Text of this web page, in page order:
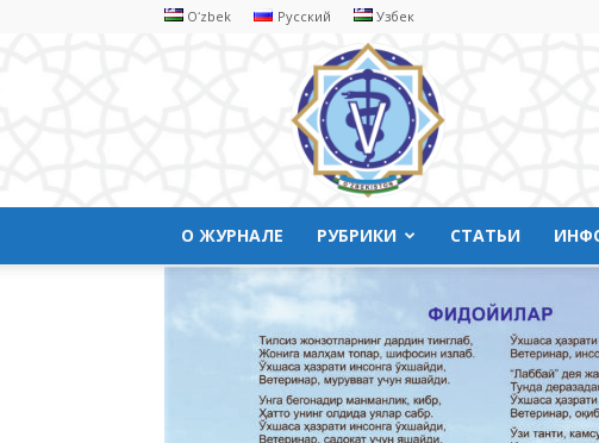
Oʻzbek Русский Узбек
Ветеринарyая
медицина
О ЖУРНАЛЕ РУБРИКИ СТАТЬИ